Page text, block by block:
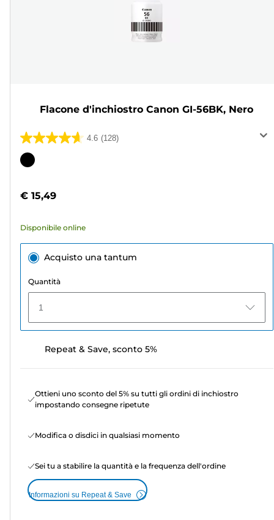
Flacone d'inchiostro Canon GI-56BK, Nero
4.6 (128)
4.6
su
128
Cartuccia
colori
€ 15,49
Disponibile online
Acquisto una tantum
Quantità
1
Repeat & Save, sconto 5%
Ottieni uno sconto del 5% su tutti gli ordini di inchiostro
impostando consegne ripetute
Modifica o disdici in qualsiasi momento
Sei tu a stabilire la quantità e la frequenza dell'ordine
Informazioni su Repeat & Save